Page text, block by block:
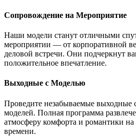
Сопровождение на Мероприятие
Наши модели станут отличными
мероприятии — от корпоративной
деловой встречи. Они подчеркнут
положительное впечатление.
Выходные с Моделью
Проведите незабываемые выходные
моделей. Полная программа
атмосферу комфорта и романтики
времени.